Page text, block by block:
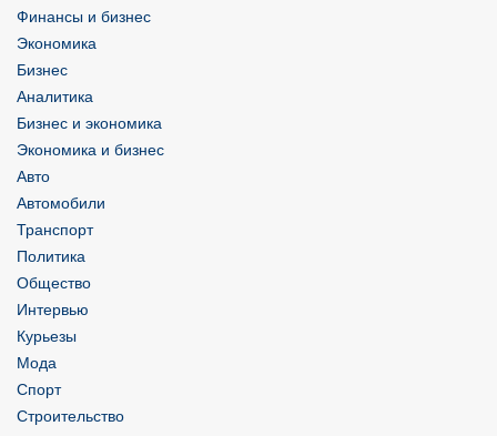
Финансы и бизнес
Экономика
Бизнес
Аналитика
Бизнес и экономика
Экономика и бизнес
Авто
Автомобили
Транспорт
Политика
Общество
Интервью
Курьезы
Мода
Спорт
Строительство